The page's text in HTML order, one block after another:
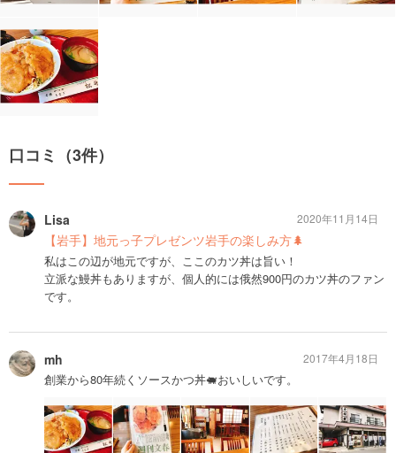
口コミ（3件）
Lisa
【岩手】地元っ子プレゼンツ岩手の楽しみ方🌲
私はこの辺が地元ですが、ここのカツ丼は旨い！
立派な鰻丼もありますが、個人的には俄然900円のカツ丼のファン
です。
2020年11月14日
mh
創業から80年続くソースかつ丼🐖おいしいです。
2017年4月18日